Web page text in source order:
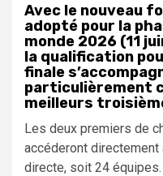
Avec le nouveau
adopté pour la
monde 2026 (11
la qualification
finale
particulièrement
meilleurs
Les deux premiers de
accéderont directement
directe, soit 24